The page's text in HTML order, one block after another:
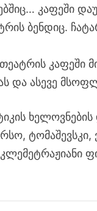
კაფეში
ბენდიც.
კაფეში
და ასევე